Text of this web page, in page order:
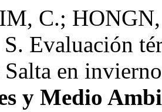
C.;
Evaluación
Salta en
y Medio